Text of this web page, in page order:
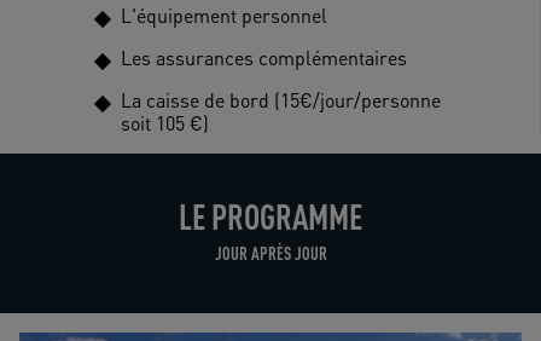
L'équipement personnel
Les assurances complémentaires
La caisse de bord (15€/jour/personne
soit 105 €)
LE PROGRAMME
JOUR APRÈS JOUR